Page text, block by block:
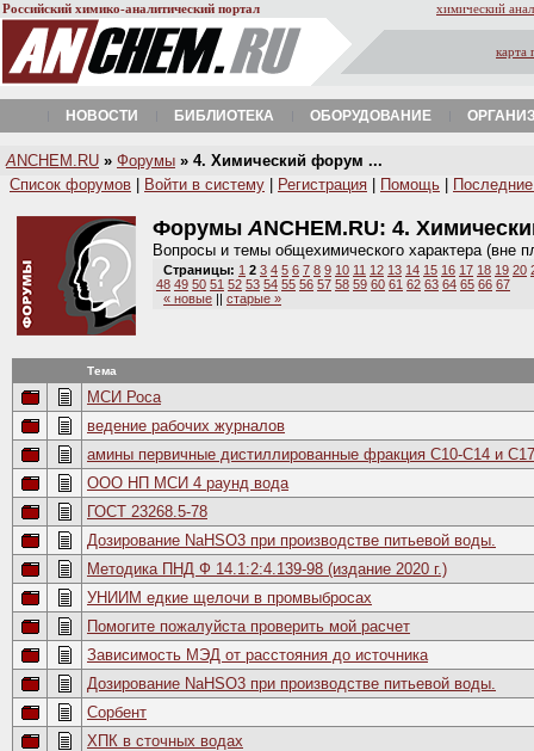
Российский химико-аналитический портал химический
карта
НОВОСТИ БИБЛИОТЕКА ОБОРУДОВАНИЕ
A NCHEM.RU » Форумы » 4. Химический форум ...
Список форумов
Войти в систему Регистрация Помощь
ФорумыANCHEM.RU: 4.
Вопросы и темы общехимического характера (вне
Страницы: 1 2 3 4 5 6 7 8 9 10 11 12 13 14 15 16 17 18 19 20
48 49 50 51 52 53 54 55 56 57 58 59 60 61 62 63 64 65 66 67
« новые || старые »
Тема
МСИ Роса
ведение рабочих журналов
амины первичные дистиллированные фракция С10-С14 и
ООО НП МСИ 4 раунд вода
ГОСТ 23268.5-78
Дозирование NaHSO3 при производстве питьевой воды.
Методика ПНД Ф 14.1:2:4.139-98 (издание 2020 г.)
УНИИМ едкие щелочи в промвыбросах
Помогите пожалуйста проверить мой расчет
Зависимость МЭД от расстояния до источника
Дозирование NaHSO3 при производстве питьевой воды.
Сорбент
ХПК в сточных водах